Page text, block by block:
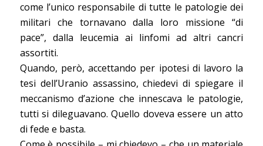
come l’unico responsabile di tutte le patologie dei
militari che tornavano dalla loro missione “di
pace”, dalla leucemia ai linfomi ad altri cancri
assortiti.
Quando, però, accettando per ipotesi di lavoro la
tesi dell’Uranio assassino, chiedevi di spiegare il
meccanismo d’azione che innescava le patologie,
tutti si dileguavano. Quello doveva essere un atto
di fede e basta.